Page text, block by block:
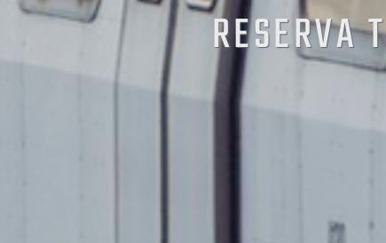
RESERVA